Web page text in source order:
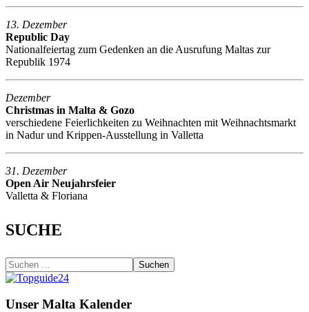
13. Dezember
Republic Day
Nationalfeiertag zum Gedenken an die Ausrufung Maltas zur
Republik 1974
Dezember
Christmas in Malta & Gozo
verschiedene Feierlichkeiten zu Weihnachten mit Weihnachtsmarkt
in Nadur und Krippen-Ausstellung in Valletta
31. Dezember
Open Air Neujahrsfeier
Valletta & Floriana
SUCHE
Suchen
Unser Malta Kalender